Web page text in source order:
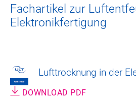
Fachartikel zur
Elektronikfertigung
Lufttrocknung in der
DOWNLOAD PDF